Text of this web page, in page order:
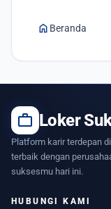
home Beranda
work Loker
Platform karir terdepan
terbaik dengan
suksesmu hari ini.
HUBUNGI KAMI